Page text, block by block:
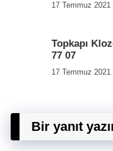
17 Temmuz 2021
Topkapı
77 07
17 Temmuz 2021
Bir yanıt